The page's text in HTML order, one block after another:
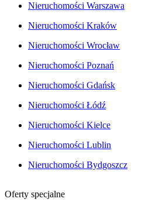
Nieruchomości Warszawa
Nieruchomości Kraków
Nieruchomości Wrocław
Nieruchomości Poznań
Nieruchomości Gdańsk
Nieruchomości Łódź
Nieruchomości Kielce
Nieruchomości Lublin
Nieruchomości Bydgoszcz
Oferty specjalne